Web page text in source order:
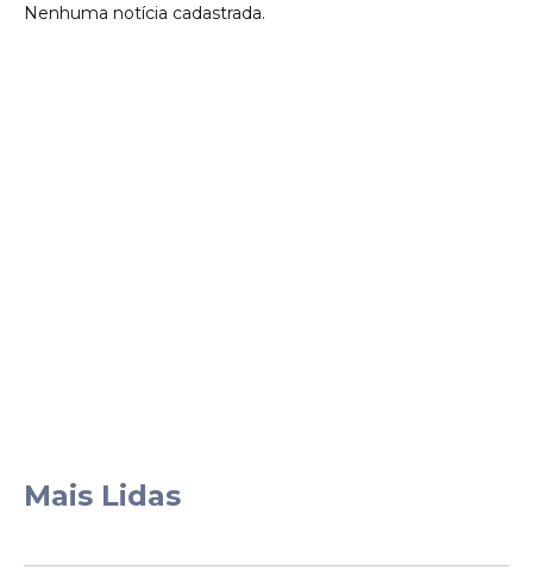
Nenhuma notícia cadastrada.
Mais Lidas